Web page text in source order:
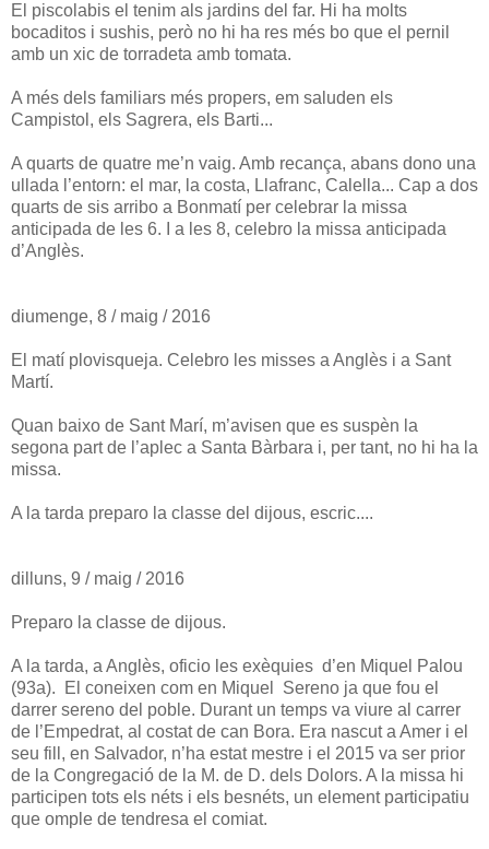
El piscolabis el tenim als jardins del far. Hi ha molts
bocaditos i sushis, però no hi ha res més bo que el pernil
amb un xic de torradeta amb tomata.
A més dels familiars més propers, em saluden els
Campistol, els Sagrera, els Barti...
A quarts de quatre me’n vaig. Amb recança, abans dono una
ullada l’entorn: el mar, la costa, Llafranc, Calella... Cap a dos
quarts de sis arribo a Bonmatí per celebrar la missa
anticipada de les 6. I a les 8, celebro la missa anticipada
d’Anglès.
diumenge, 8 / maig / 2016
El matí plovisqueja. Celebro les misses a Anglès i a Sant
Martí.
Quan baixo de Sant Marí, m’avisen que es suspèn la
segona part de l’aplec a Santa Bàrbara i, per tant, no hi ha la
missa.
A la tarda preparo la classe del dijous, escric....
dilluns, 9 / maig / 2016
Preparo la classe de dijous.
A la tarda, a Anglès, oficio les exèquies d’en Miquel Palou
(93a). El coneixen com en Miquel Sereno ja que fou el
darrer sereno del poble. Durant un temps va viure al carrer
de l’Empedrat, al costat de can Bora. Era nascut a Amer i el
seu fill, en Salvador, n’ha estat mestre i el 2015 va ser prior
de la Congregació de la M. de D. dels Dolors. A la missa hi
participen tots els néts i els besnéts, un element participatiu
que omple de tendresa el comiat.